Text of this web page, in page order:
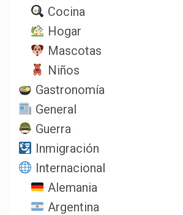
Cocina
Hogar
Mascotas
Niños
Gastronomía
General
Guerra
Inmigración
Internacional
Alemania
Argentina